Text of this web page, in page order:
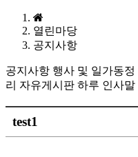
열린마당
공지사항
공지사항 행사 및 일가동정
리 자유게시판 하루 인사말
test1